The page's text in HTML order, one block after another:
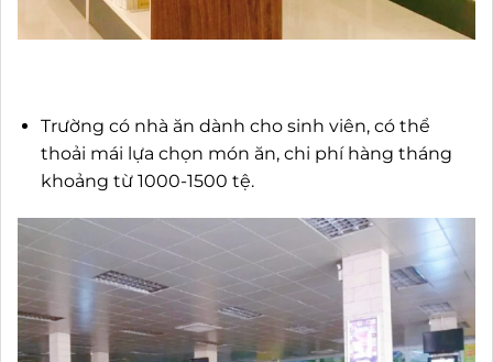
Trường có nhà ăn dành cho sinh viên, có thể
thoải mái lựa chọn món ăn, chi phí hàng tháng
khoảng từ 1000-1500 tệ.